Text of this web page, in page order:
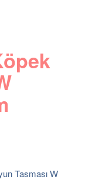
Tasması W